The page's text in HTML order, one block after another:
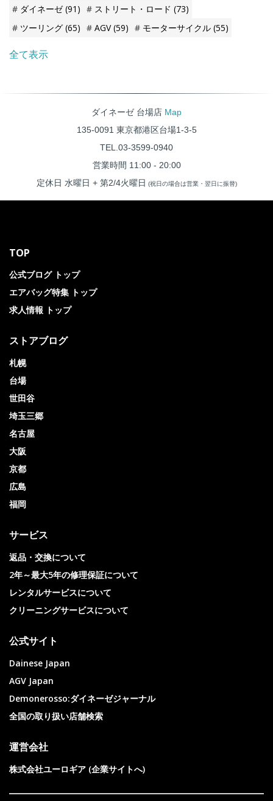
らのシーズン～春頃まで快適に
使用可能です。
ダイネーゼ(91) ストリート・ロード (73)
ツーリング (65) AGV(59) モーターサイクル (55)
全て表示
ダイネーゼ 台場店 Map
135-0091 東京都港区台場1-3-5
TEL.03-3599-0940
営業時間 11:00 - 20:00
定休日 水曜日 + 第2/4火曜日 (祝日の場合は営業・翌日に振替)
TOP
公式ブログ トップ
エアバッグ特集 トップ
求人情報 トップ
ストアブログ
札幌
台場
世田谷
埼玉三郷
名古屋
大阪
京都
広島
福岡
サービス
返品・交換について
2年～最大5年の修理保証について
レンタルサービスについて
クリーニングサービスについて
公式サイト
Dainese Japan
AGV Japan
Demonerosso:ダイネーゼジャーナル
全国の取り扱い店舗検索
運営会社
株式会社ユーロギア (企業サイトへ)